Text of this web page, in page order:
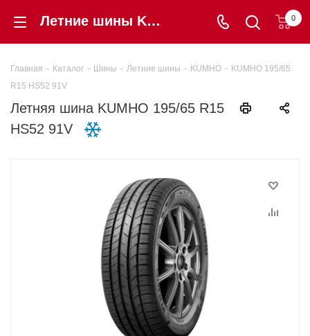
Летние шины KUMHO 195/65 R15 HS52 91V купить в интернет-магазине «Шинторг» в Калининграде 0
Главная - Каталог - Шины - Летние шины - KUMHO - KUMHO 195/65
R15 HS52 91V
Летняя шина KUMHO 195/65 R15
HS52 91V